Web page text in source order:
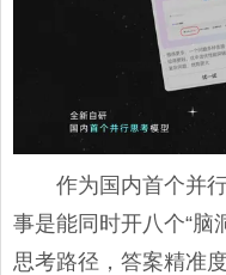
作为国内首个并
事是能同时开八个“脑
思考路径，答案精准